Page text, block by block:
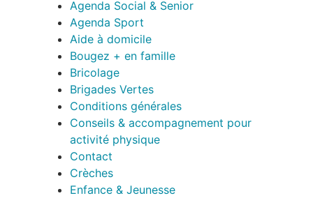
Agenda Social & Senior
Agenda Sport
Aide à domicile
Bougez + en famille
Bricolage
Brigades Vertes
Conditions générales
Conseils & accompagnement pour
activité physique
Contact
Crèches
Enfance & Jeunesse